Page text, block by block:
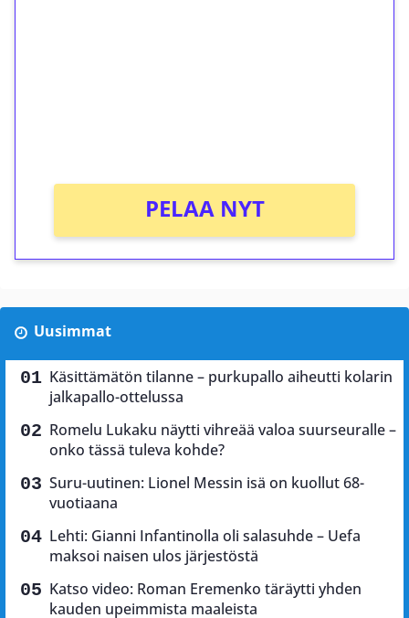
PELAA NYT
Uusimmat
Käsittämätön tilanne – purkupallo aiheutti kolarin
jalkapallo-ottelussa
Romelu Lukaku näytti vihreää valoa suurseuralle –
onko tässä tuleva kohde?
Suru-uutinen: Lionel Messin isä on kuollut 68-
vuotiaana
Lehti: Gianni Infantinolla oli salasuhde – Uefa
maksoi naisen ulos järjestöstä
Katso video: Roman Eremenko täräytti yhden
kauden upeimmista maaleista